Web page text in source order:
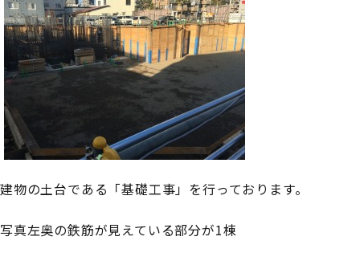
建物の土台である「基礎工事」を行っております。
写真左奥の鉄筋が見えている部分が1棟